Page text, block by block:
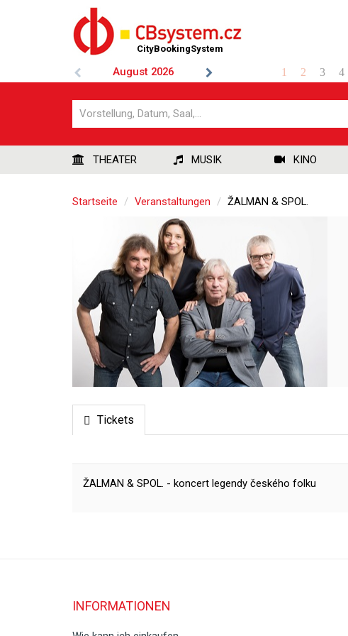
CityBookingSystem
August 2026 1 2 3 4
THEATER MUSIK KINO
Startseite Veranstaltungen ŽALMAN & SPOL.
Tickets
ŽALMAN & SPOL. - koncert legendy českého folku
INFORMATIONEN